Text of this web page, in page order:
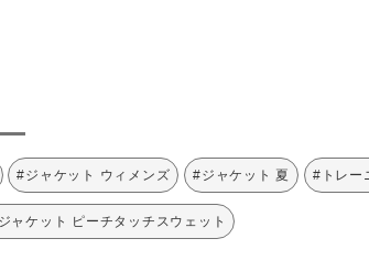
#ジャケット ウィメンズ #ジャケット 夏 #トレー
ャケット ピーチタッチスウェット